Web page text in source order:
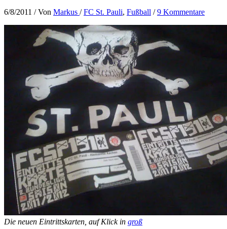
6/8/2011 / Von Markus /FC St. Pauli, Fußball /9 Kommentare
Die neuen Eintrittskarten, auf Klick in groß